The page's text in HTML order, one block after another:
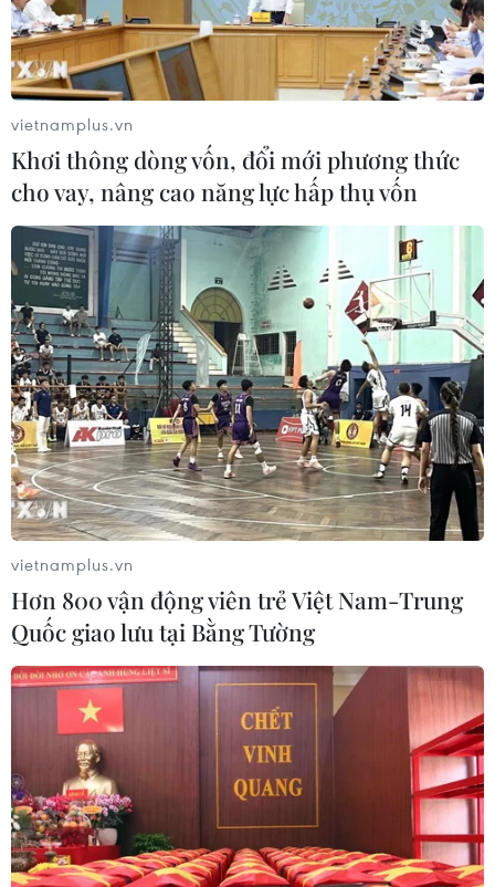
TIN CÙNG CHUYÊN MỤC
Không để khoảng trống pháp luật
khi tinh gọn các hình thức văn bản
quy phạm pháp luật
10/08/2026 14:24
vietnamplus.vn
Khơi thông dòng vốn, đổi mới phương thức
cho vay, nâng cao năng lực hấp thụ vốn
vietnamplus.vn
Hơn 800 vận động viên trẻ Việt Nam-Trung
Quốc giao lưu tại Bằng Tường